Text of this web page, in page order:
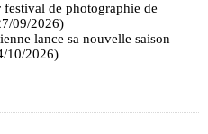
de photographie de
09/2026)
lance sa nouvelle saison
10/2026)